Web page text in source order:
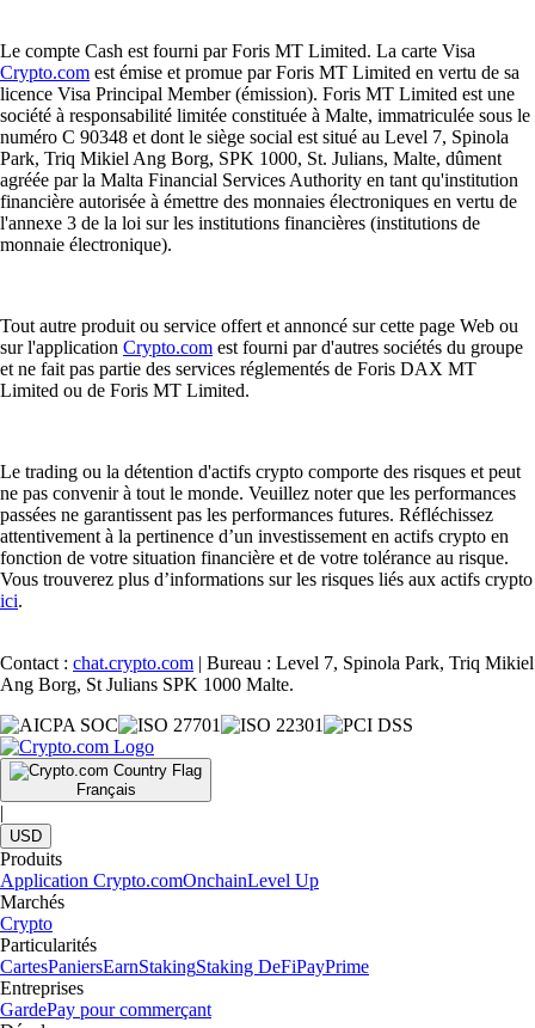
Le compte Cash est fourni par Foris MT Limited. La carte Visa
Crypto.com est émise et promue par Foris MT Limited en vertu de sa
licence Visa Principal Member (émission). Foris MT Limited est une
société à responsabilité limitée constituée à Malte, immatriculée sous le
numéro C 90348 et dont le siège social est situé au Level 7, Spinola
Park, Triq Mikiel Ang Borg, SPK 1000, St. Julians, Malte, dûment
agréée par la Malta Financial Services Authority en tant qu'institution
financière autorisée à émettre des monnaies électroniques en vertu de
l'annexe 3 de la loi sur les institutions financières (institutions de
monnaie électronique).
Tout autre produit ou service offert et annoncé sur cette page Web ou
sur l'application Crypto.com est fourni par d'autres sociétés du groupe
et ne fait pas partie des services réglementés de Foris DAX MT
Limited ou de Foris MT Limited.
Le trading ou la détention d'actifs crypto comporte des risques et peut
ne pas convenir à tout le monde. Veuillez noter que les performances
passées ne garantissent pas les performances futures. Réfléchissez
attentivement à la pertinence d’un investissement en actifs crypto en
fonction de votre situation financière et de votre tolérance au risque.
Vous trouverez plus d’informations sur les risques liés aux actifs crypto
ici.
Contact : chat.crypto.com | Bureau : Level 7, Spinola Park, Triq Mikiel
Ang Borg, St Julians SPK 1000 Malte.
Français
|
USD
Produits
Application Crypto.comOnchainLevel Up
Marchés
Crypto
Particularités
CartesPaniersEarnStakingStaking DeFiPayPrime
Entreprises
GardePay pour commerçant